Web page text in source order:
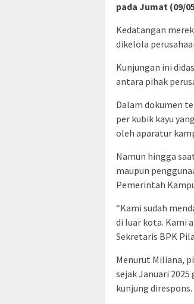
pada Jumat (09/
Kedatangan
dikelola
Kunjungan ini
antara pihak
Dalam dokumen
per kubik kayu
oleh aparatur
Namun hingga
maupun
Pemerintah
“Kami sudah
di luar kota. Kami
Sekretaris BPK
Menurut Miliana,
sejak Januari
kunjung direspons.